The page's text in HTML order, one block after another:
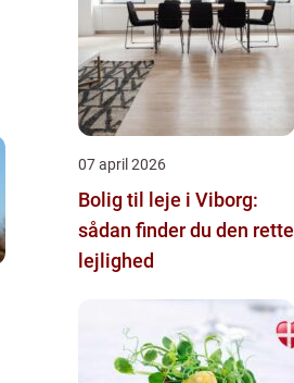
07 april 2026
Bolig til leje i Viborg:
sådan finder du den rette
lejlighed